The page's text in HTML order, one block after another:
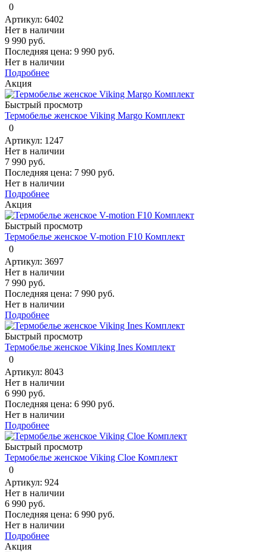
0
Артикул: 6402
Нет в наличии
9 990 руб.
Последняя цена: 9 990 руб.
Нет в наличии
Подробнее
Акция
Быстрый просмотр
Термобелье женское Viking Margo Комплект
0
Артикул: 1247
Нет в наличии
7 990 руб.
Последняя цена: 7 990 руб.
Нет в наличии
Подробнее
Акция
Быстрый просмотр
Термобелье женское V-motion F10 Комплект
0
Артикул: 3697
Нет в наличии
7 990 руб.
Последняя цена: 7 990 руб.
Нет в наличии
Подробнее
Быстрый просмотр
Термобелье женское Viking Ines Комплект
0
Артикул: 8043
Нет в наличии
6 990 руб.
Последняя цена: 6 990 руб.
Нет в наличии
Подробнее
Быстрый просмотр
Термобелье женское Viking Cloe Комплект
0
Артикул: 924
Нет в наличии
6 990 руб.
Последняя цена: 6 990 руб.
Нет в наличии
Подробнее
Акция